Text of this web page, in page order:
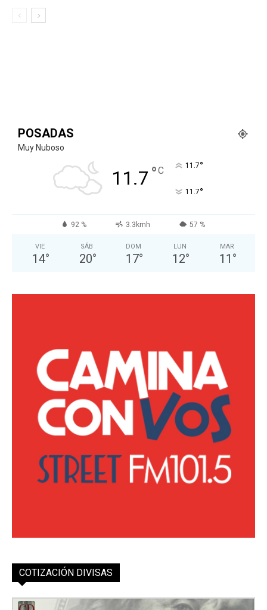
POSADAS
Muy Nuboso
11.7 °C 11.7°
11.7°
92 % 3.3kmh 57 %
VIE
14°
SÁB
20°
DOM
17°
LUN
12°
MAR
11 °
COTIZACIÓN DIVISAS